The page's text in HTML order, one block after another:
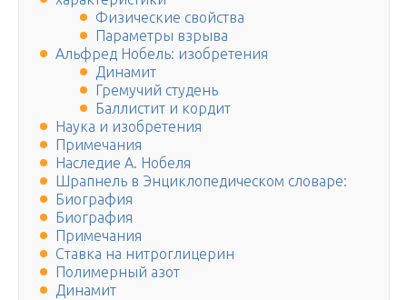
Физические свойства
Параметры взрыва
Альфред Нобель: изобретения
Динамит
Гремучий студень
Баллистит и кордит
Наука и изобретения
Примечания
Наследие А. Нобеля
Шрапнель в Энциклопедическом словаре:
Биография
Биография
Примечания
Ставка на нитроглицерин
Полимерный азот
Динамит